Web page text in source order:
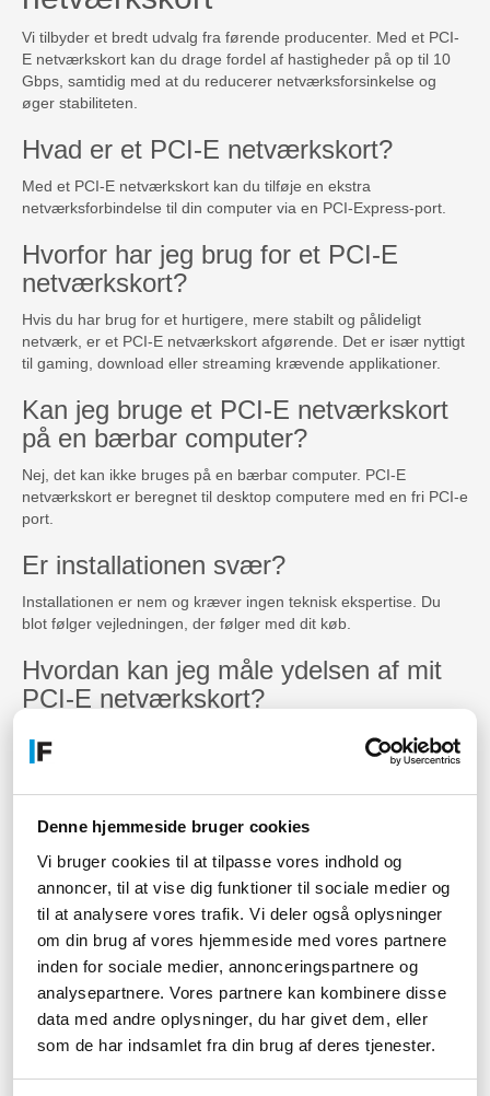
Denne hjemmeside bruger cookies
Vi bruger cookies til at tilpasse vores indhold og
annoncer, til at vise dig funktioner til sociale medier og
til at analysere vores trafik. Vi deler også oplysninger
om din brug af vores hjemmeside med vores partnere
inden for sociale medier, annonceringspartnere og
analysepartnere. Vores partnere kan kombinere disse
data med andre oplysninger, du har givet dem, eller
som de har indsamlet fra din brug af deres tjenester.
Vi tilbyder et bredt udvalg fra førende producenter. Med et PCI-
E netværkskort kan du drage fordel af hastigheder på op til 10
Gbps, samtidig med at du reducerer netværksforsinkelse og
øger stabiliteten.
Hvad er et PCI-E netværkskort?
Med et PCI-E netværkskort kan du tilføje en ekstra
netværksforbindelse til din computer via en PCI-Express-port.
Hvorfor har jeg brug for et PCI-E
netværkskort?
Hvis du har brug for et hurtigere, mere stabilt og pålideligt
netværk, er et PCI-E netværkskort afgørende. Det er især nyttigt
til gaming, download eller streaming krævende applikationer.
Kan jeg bruge et PCI-E netværkskort
på en bærbar computer?
Nej, det kan ikke bruges på en bærbar computer. PCI-E
netværkskort er beregnet til desktop computere med en fri PCI-e
port.
Er installationen svær?
Installationen er nem og kræver ingen teknisk ekspertise. Du
blot følger vejledningen, der følger med dit køb.
Hvordan kan jeg måle ydelsen af mit
PCI-E netværkskort?
Du kan bruge programmet 'Task Manager' i Windows eller en
tredjeparts software som 'Speedtest.net' for at måle
Hvordan ved jeg, om mit PCI-E
netværkskort fungerer korrekt?
Hvis din forbindelse er stabil og hurtig, så fungerer dit PCI-E
netværkskort korrekt.
Hvad er forskellen mellem et PCI og
PCI-E netværkskort?
PCI-E er en nyere teknologi, som tillader en højere hastighed
end PCI. Derudover kræver et PCI-E kort mindre plads og færre